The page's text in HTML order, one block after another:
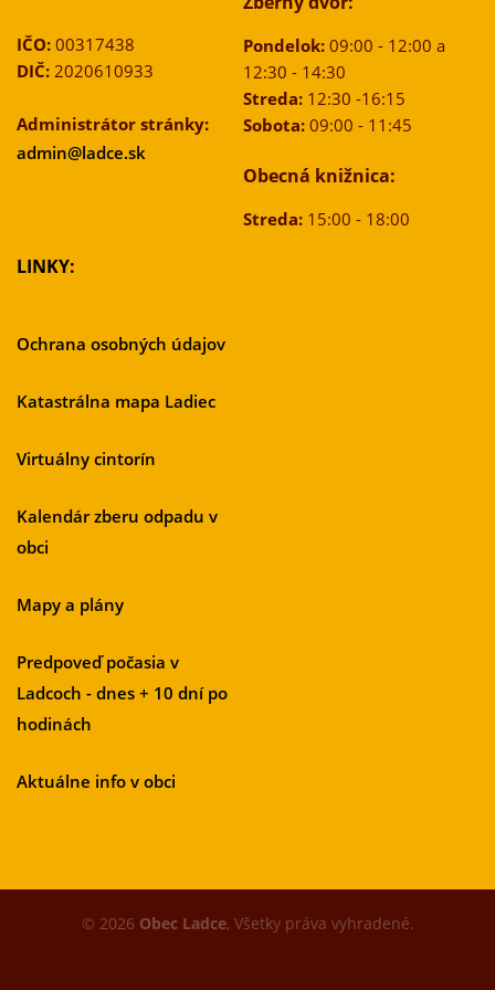
IČO: 00317438
DIČ: 2020610933
Administrátor stránky:
admin@ladce.sk
Pondelok:09:00 - 12:00 a
12:30 - 14:30
Streda:12:30 -16:15
Sobota:09:00 - 11:45
Obecná knižnica:
Streda:15:00 - 18:00
LINKY:
Ochrana osobných údajov
Katastrálna mapa Ladiec
Virtuálny cintorín
Kalendár zberu odpadu v
obci
Mapy a plány
Predpoveď počasia v
Ladcoch - dnes + 10 dní po
hodinách
Aktuálne info v obci
© 2026 Obec Ladce, Všetky práva vyhradené.